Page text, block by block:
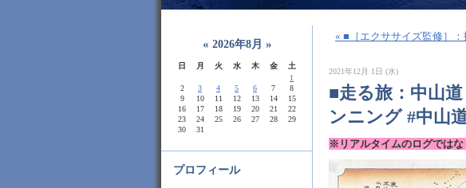
« 2026年8月 »
日 月 火 水 木 金
土
1
2
3 4 5 6 7
8
9
10 11 12 13 14
15
16
17 18 19 20 21
22
23
24 25 26 27 28
29
30
31
プロフィール
« ■［エクササイズ監修］
2021年12月 1日 (水)
■走る旅：中山
ンニング #中山
※リアルタイムのログではな